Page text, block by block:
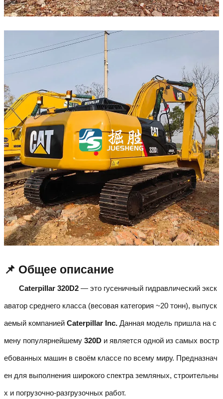
📌 Общее описание
Caterpillar 320D2 — это гусеничный гидравлический экск
аватор среднего класса (весовая категория ~20 тонн), выпуск
аемый компанией Caterpillar Inc. Данная модель пришла на с
мену популярнейшему 320D и является одной из самых востр
ебованных машин в своём классе по всему миру. Предназнач
ен для выполнения широкого спектра земляных, строительны
х и погрузочно-разгрузочных работ.